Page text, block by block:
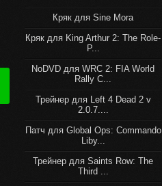
Кряк для Sine Mora
Кряк для King Arthur 2: The Role-
P...
NoDVD для WRC 2: FIA World
Rally C...
Трейнер для Left 4 Dead 2 v
2.0.7....
Патч для Global Ops: Commando
Liby...
Трейнер для Saints Row: The
Third ...